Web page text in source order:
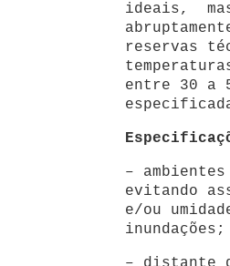
ideais, mas
reservas
entre 30 a
–
evitando
e/ou
inundações;